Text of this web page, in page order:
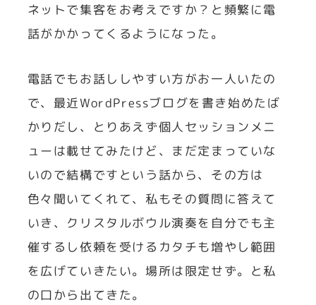
ネットで集客をお考えですか？と頻繁に電
話がかかってくるようになった。
電話でもお話ししやすい方がお一人いたの
で、最近WordPressブログを書き始めたば
かりだし、とりあえず個人セッションメニ
ューは載せてみたけど、まだ定まっていな
いので結構ですという話から、その方は
色々聞いてくれて、私もその質問に答えて
いき、クリスタルボウル演奏を自分でも主
催するし依頼を受けるカタチも増やし範囲
を広げていきたい。場所は限定せず。と私
の口から出てきた。